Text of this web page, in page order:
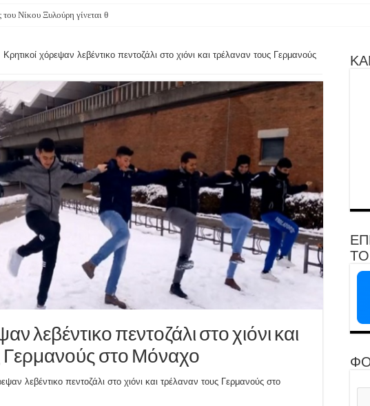
Νίκου Ξυλούρη γίνεται θεατρική παράστ
Κρητικοί χόρεψαν λεβέντικο πεντοζάλι στο χιόνι και τρέλαναν τους Γερμανούς
λεβέντικο πεντοζάλι στο χιόνι και
Γερμανούς στο Μόναχο
λεβέντικο πεντοζάλι στο χιόνι και τρέλαναν τους Γερμανούς στο
ΤΟ